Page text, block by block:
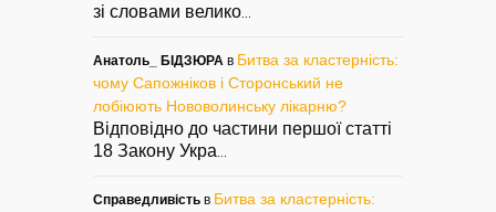
зі словами велико
Анатоль_ БІДЗЮРА в Битва за кластерність:
чому Сапожніков і Сторонський не
лобіюють Нововолинську лікарню?
Відповідно до частини першої статті
18 Закону Укра
Справедливість в Битва за кластерність: